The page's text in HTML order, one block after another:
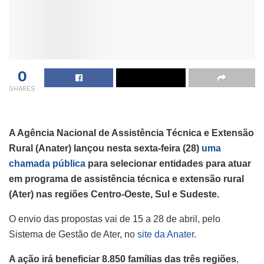
0
SHARES
A Agência Nacional de Assistência Técnica e Extensão
Rural (Anater) lançou nesta sexta-feira (28) uma
chamada pública para selecionar entidades para atuar
em programa de assistência técnica e extensão rural
(Ater) nas regiões Centro-Oeste, Sul e Sudeste.
O envio das propostas vai de 15 a 28 de abril, pelo
Sistema de Gestão de Ater, no site da Anater.
A ação irá beneficiar 8.850 famílias das três regiões,